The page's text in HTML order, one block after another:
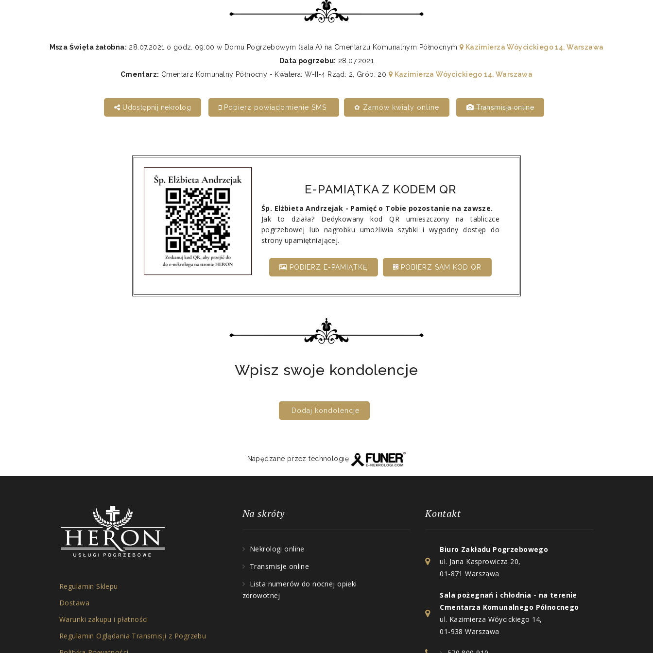
Msza Święta żałobna: 28.07.2021 o godz. 09:00 w Domu Pogrzebowym (sala A) na Cmentarzu Komunalnym Północnym
Kazimierza Wóycickiego 14, Warszawa
Data pogrzebu: 28.07.2021
Cmentarz: Cmentarz Komunalny Północny - Kwatera: W-II-4 Rząd: 2, Grób: 20 Kazimierza Wóycickiego 14, Warszawa
Udostępnij nekrolog Pobierz powiadomienie SMS ✿ Zamów kwiaty online Transmisja online
E-PAMIĄTKA Z KODEM QR
Śp. Elżbieta Andrzejak - Pamięć o Tobie pozostanie na zawsze.
Jak to działa? Dedykowany kod QR umieszczony na tabliczce
pogrzebowej lub nagrobku umożliwia szybki i wygodny dostęp do
strony upamiętniającej.
POBIERZ E-PAMIĄTKĘ POBIERZ SAM KOD QR
Wpisz swoje kondolencje
Dodaj kondolencje
Napędzane przez technologię
Regulamin Sklepu
Dostawa
Warunki zakupu i płatności
Regulamin Oglądania Transmisji z Pogrzebu
Na skróty
Nekrologi online
Transmisje online
Lista numerów do nocnej opieki
zdrowotnej
Kontakt
Biuro Zakładu Pogrzebowego
ul. Jana Kasprowicza 20,
01-871 Warszawa
Sala pożegnań i chłodnia - na terenie
Cmentarza Komunalnego Północnego
ul. Kazimierza Wóycickiego 14,
01-938 Warszawa